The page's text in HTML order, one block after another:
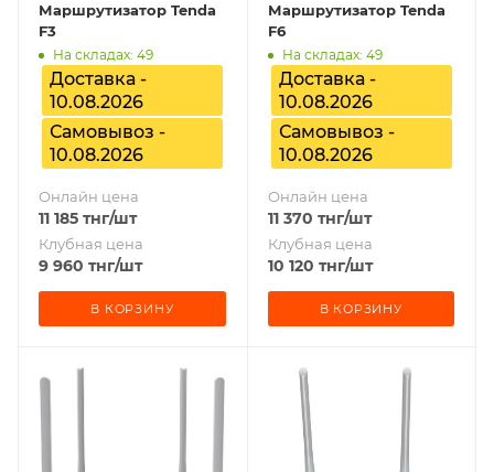
Маршрутизатор Tenda
F3
На складах: 49
Доставка -
10.08.2026
Самовывоз -
10.08.2026
Онлайн цена
11 185 тнг/шт
Клубная цена
9 960 тнг/шт
В КОРЗИНУ
Маршрутизатор Tenda
F6
На складах: 49
Доставка -
10.08.2026
Самовывоз -
10.08.2026
Онлайн цена
11 370 тнг/шт
Клубная цена
10 120 тнг/шт
В КОРЗИНУ